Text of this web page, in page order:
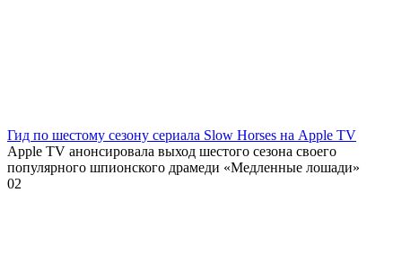
Гид по шестому сезону сериала Slow Horses на Apple TV
Apple TV анонсировала выход шестого сезона своего
популярного шпионского драмеди «Медленные лошади»
02